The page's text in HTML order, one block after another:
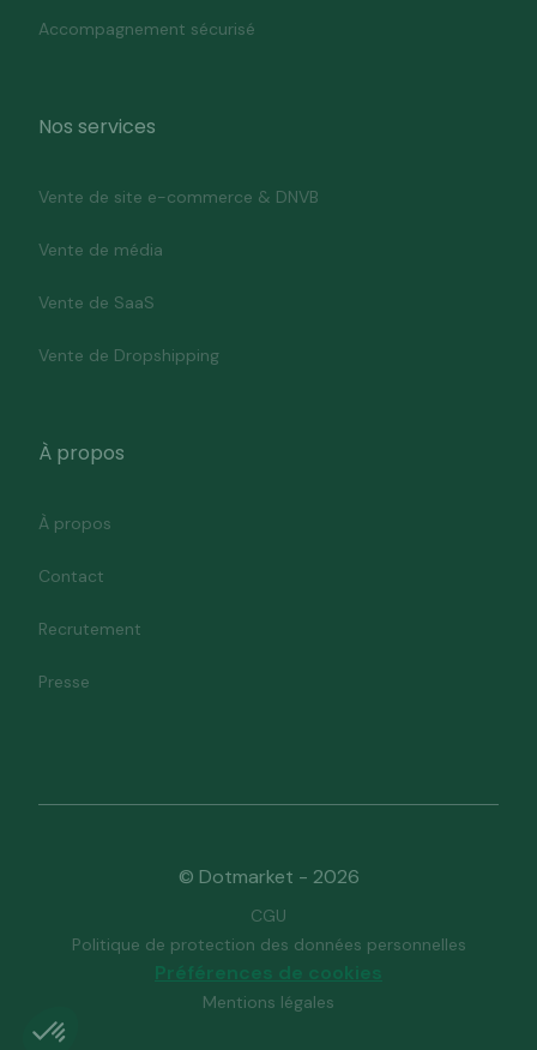
Accompagnement sécurisé
Nos services
Vente de site e-commerce & DNVB
Vente de média
Vente de SaaS
Vente de Dropshipping
À propos
À propos
Contact
Recrutement
Presse
© Dotmarket - 2026
CGU
Politique de protection des données personnelles
Préférences de cookies
Mentions légales